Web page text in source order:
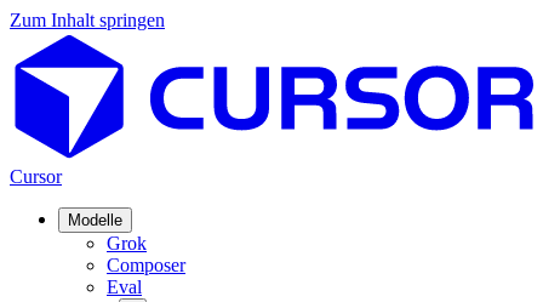
Zum Inhalt springen
Cursor
Modelle
Grok
Composer
Eval